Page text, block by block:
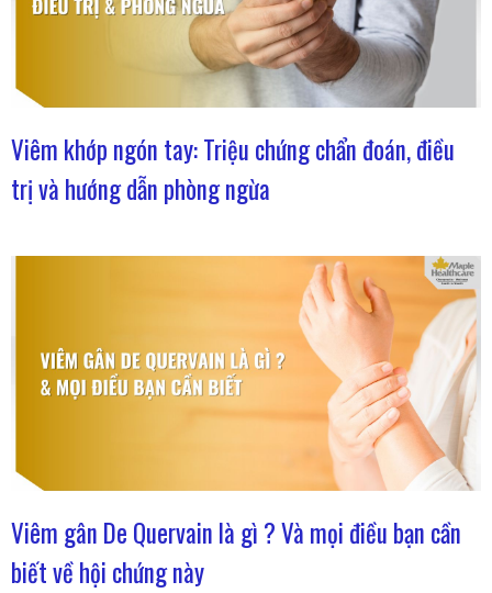
Viêm khớp ngón tay: Triệu chứng chẩn đoán, điều
trị và hướng dẫn phòng ngừa
Viêm gân De Quervain là gì ? Và mọi điều bạn cần
biết về hội chứng này